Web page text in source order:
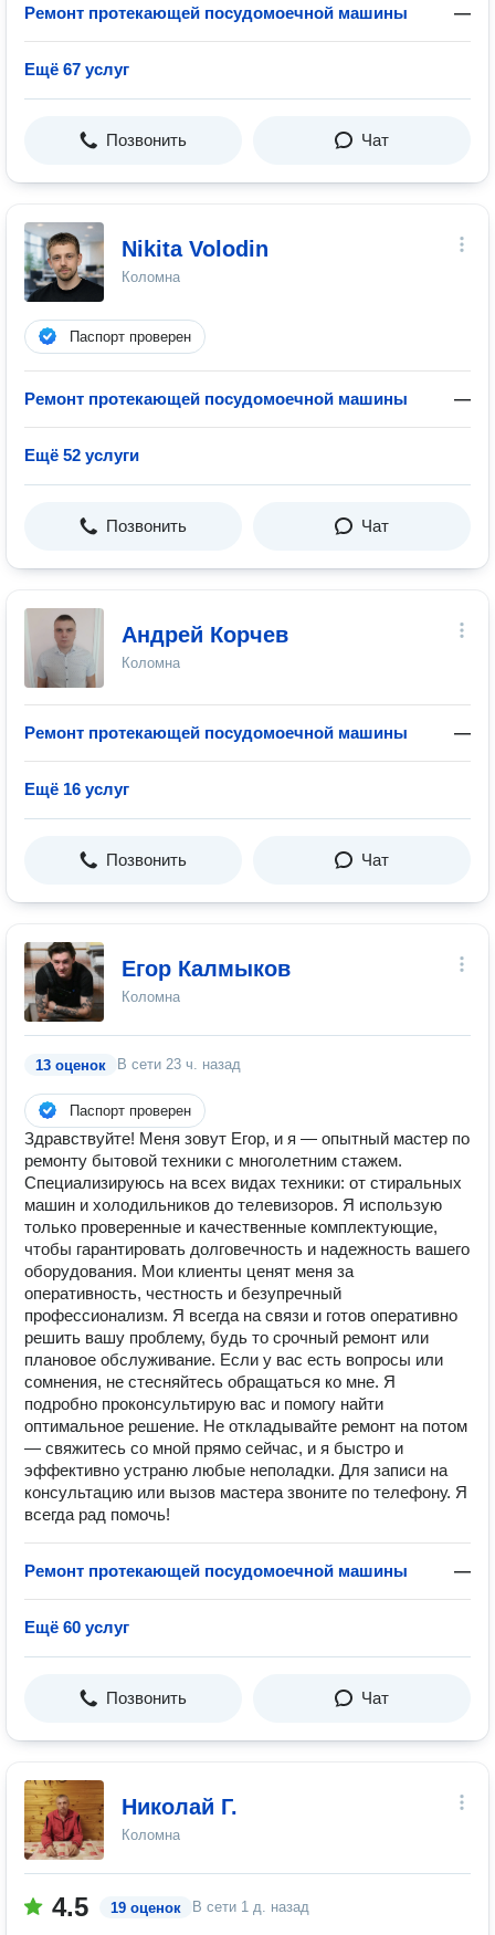
Ремонт протекающей посудомоечной машины —
Ещё 67 услуг
Позвонить Чат
Nikita Volodin
Коломна
Паспорт проверен
Ремонт протекающей посудомоечной машины —
Ещё 52 услуги
Позвонить Чат
Андрей Корчев
Коломна
Ремонт протекающей посудомоечной машины —
Ещё 16 услуг
Позвонить Чат
Егор Калмыков
Коломна
13 оценок В сети 23 ч. назад
Паспорт проверен
Здравствуйте! Меня зовут Егор, и я — опытный мастер по
ремонту бытовой техники с многолетним стажем.
Специализируюсь на всех видах техники: от стиральных
машин и холодильников до телевизоров. Я использую
только проверенные и качественные комплектующие,
чтобы гарантировать долговечность и надежность вашего
оборудования. Мои клиенты ценят меня за
оперативность, честность и безупречный
профессионализм. Я всегда на связи и готов оперативно
решить вашу проблему, будь то срочный ремонт или
плановое обслуживание. Если у вас есть вопросы или
сомнения, не стесняйтесь обращаться ко мне. Я
подробно проконсультирую вас и помогу найти
оптимальное решение. Не откладывайте ремонт на потом
— свяжитесь со мной прямо сейчас, и я быстро и
эффективно устраню любые неполадки. Для записи на
консультацию или вызов мастера звоните по телефону. Я
всегда рад помочь!
Ремонт протекающей посудомоечной машины —
Ещё 60 услуг
Позвонить Чат
Николай Г.
Коломна
4.5 19 оценок В сети 1 д. назад